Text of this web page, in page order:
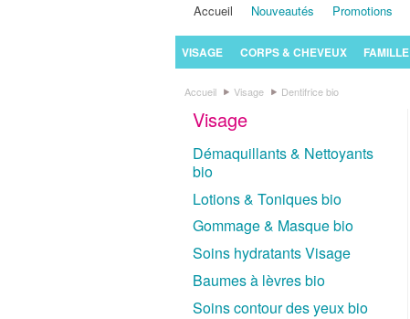
Accueil Nouveautés Promotions
VISAGE CORPS & CHEVEUX FAMILLE
Accueil Visage Dentifrice bio
Visage
Démaquillants & Nettoyants
bio
Lotions & Toniques bio
Gommage & Masque bio
Soins hydratants Visage
Baumes à lèvres bio
Soins contour des yeux bio